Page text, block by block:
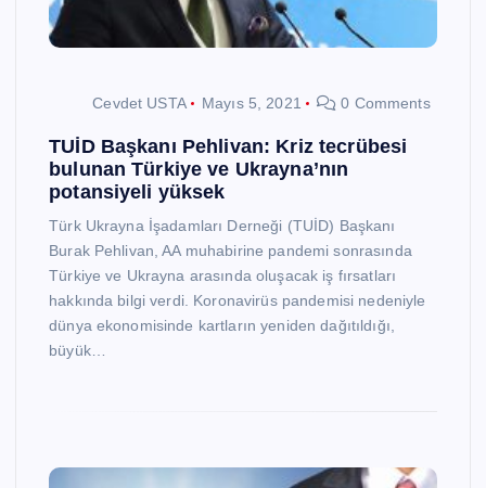
Cevdet USTA Mayıs 5, 2021 0 Comments
TUİD Başkanı Pehlivan: Kriz tecrübesi
bulunan Türkiye ve Ukrayna’nın
potansiyeli yüksek
Türk Ukrayna İşadamları Derneği (TUİD) Başkanı
Burak Pehlivan, AA muhabirine pandemi sonrasında
Türkiye ve Ukrayna arasında oluşacak iş fırsatları
hakkında bilgi verdi. Koronavirüs pandemisi nedeniyle
dünya ekonomisinde kartların yeniden dağıtıldığı,
büyük…